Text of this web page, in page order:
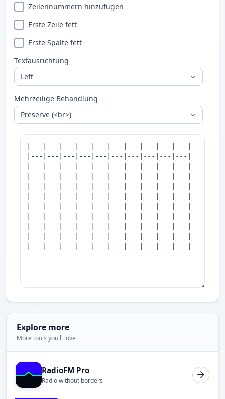
Zeilennummern hinzufügen
Erste Zeile fett
Erste Spalte fett
Textausrichtung
Mehrzeilige Behandlung
Explore more
More tools you'll love
RadioFM Pro
Radio without borders